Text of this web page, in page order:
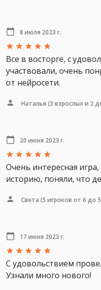
8 июля 2023 г.
Все в восторге, с
участвовали, очень
от нейросети.
Наталья (3 взрослых и 2
20 июня 2023 г.
Очень интересная
историю, поняли, что
Света (5 игроков от 6 до
17 июня 2023 г.
С удовольствием
Узнали много нового!